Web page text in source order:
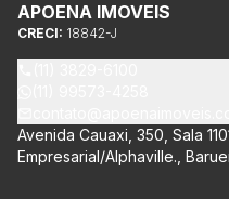
APOENA IMOVEIS
CRECI: 18842-J
Avenida Cauaxi, 350, Sala
Empresarial/Alphaville.,